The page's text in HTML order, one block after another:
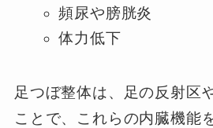
頻尿や膀胱炎
体力低下
足つぼ整体は、足の反射区
ことで、これらの内臓機能